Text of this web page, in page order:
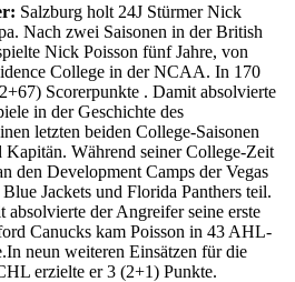
Salzburg holt 24J Stürmer Nick
Nach zwei Saisonen in der British
Nick Poisson fünf Jahre, von
College in der NCAA. In 170
Scorerpunkte . Damit absolvierte
in der Geschichte des
letzten beiden College-Saisonen
Kapitän. Während seiner College-Zeit
den Development Camps der Vegas
Jackets und Florida Panthers teil.
absolvierte der Angreifer seine erste
Canucks kam Poisson in 43 AHL-
neun weiteren Einsätzen für die
erzielte er 3 (2+1) Punkte.